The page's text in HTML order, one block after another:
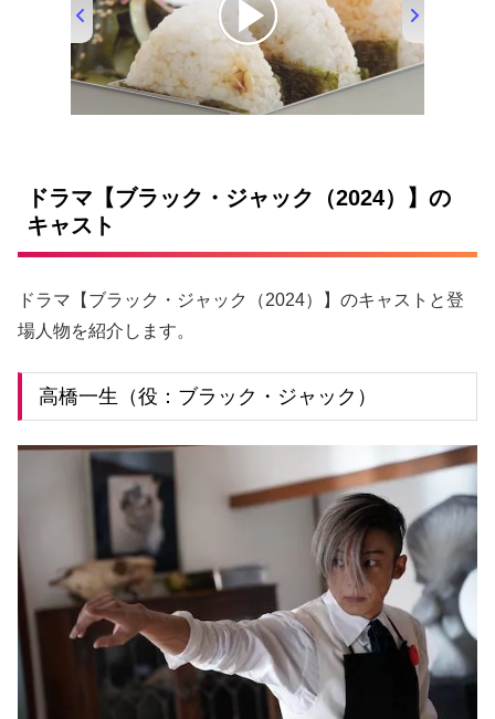
00:00/01:33
ドラマ【ブラック・ジャック（2024）】の
キャスト
ドラマ【ブラック・ジャック（2024）】のキャストと登
場人物を紹介します。
高橋一生（役：ブラック・ジャック）